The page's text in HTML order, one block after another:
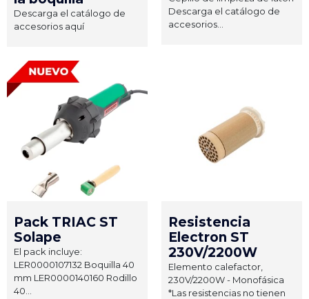
Descarga el catálogo de
accesorios aquí
Descarga el catálogo de
accesorios...
Pack TRIAC ST
Solape
El pack incluye:
LER0000107132 Boquilla 40
mm LER0000140160 Rodillo
40...
Resistencia
Electron ST
230V/2200W
Elemento calefactor,
230V/2200W - Monofásica
*Las resistencias no tienen